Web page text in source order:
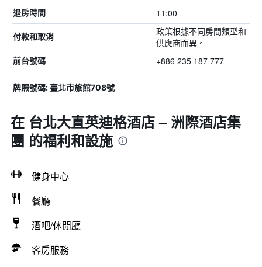
退房時間 11:00
付款和取消
政策根據不同房間類型和
供應商而異。
前台號碼 +886 235 187 777
牌照號碼: 臺北市旅館708號
在 台北大直英迪格酒店 – 洲際酒店集
團 的福利和設施
健身中心
餐廳
酒吧/休閒廳
客房服務